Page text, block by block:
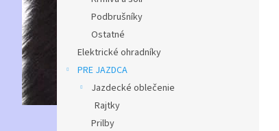
Podbrušníky
Ostatné
Elektrické ohradníky
PRE JAZDCA
Jazdecké oblečenie
Rajtky
Prilby